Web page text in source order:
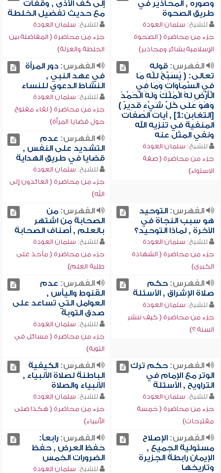
وصوره , المحاذير في
طريق الصحوة
للشيخ: سلمان العودة
جزء من محاضرة ( الصحوة
الإسلامية بشائر ومحاذير)
إلى كف الأذى , وقفات
مع حديث تفضيل الخلطة
للشيخ: سلمان العودة
جزء من محاضرة ( المفاضلة بين
الخلطة والعزلة)
الفهرس:قوله
تعالى: ( يُسَبِّحُ لِلَّهِ مَا
فِي السَّمَاوَاتِ وَمَا فِي
الْأَرْضِ لَهُ الْمُلْكُ وَلَهُ الْحَمْدُ
وَهُوَ عَلَى كُلِّ شَيْءٍ قَدِيرٌ )
[التغابن:1] , آيات الصفات
المنفية في تنزيه الله
ونفي المثل عنه
للشيخ: سلمان العودة
جزء من محاضرة ( صفة
الاستواء)
الفهرس:دور المرأة
في عهد النبي ,
النشاط الدعوي للنساء
للشيخ: سلمان العودة
جزء من محاضرة ( لقاء مفتوح
حول قضايا المرأة)
الفهرس: عدم
التشديد على النفس ,
قضايا في طريق الهداية
للشيخ: سلمان العودة
جزء من محاضرة ( العائدون إلى
الله)
الفهرس:التوحيد
هو سبب النجاة في
الآخرة , لماذا التوحيد؟
للشيخ: سلمان العودة
جزء من محاضرة ( الشهادة
الكبرى)
الفهرس:من
الصحابة من اشتهر
بالعلم , أصناف الصحابة
للشيخ: سلمان العودة
جزء من محاضرة ( مآخذ على
طلبة العلم)
الفهرس:حكم
صلاة الإشراق , الأسئلة
للشيخ: سلمان العودة
جزء من محاضرة ( كيف ننشر
السنة ؟)
الفهرس: عدم
القنوط واليأس ,
العوامل التي تساعد على
صدق التوبة
للشيخ: سلمان العودة
جزء من محاضرة ( مسائل في
التوبة)
الفهرس:حكم ترك
الوتر مع الإمام في
التراويح , الأسئلة
للشيخ: سلمان العودة
جزء من محاضرة ( خمسة
مقترحات)
الفهرس:الكيفية
الباطنة لصلاة الأنبياء ,
الأنبياء والصلاة
للشيخ: سلمان العودة
جزء من محاضرة ( هكذا صلى
الأنبياء)
الفهرس:الإصلاح
مسئولية الجميع ,
الإيمان رابطة الجزيرة
وتاريخها
الفهرس:رابعاً:
حفظ العرض , حفظ
الضرورات الخمس
للشيخ: سلمان العودة